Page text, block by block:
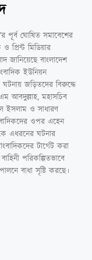
পূর্ব ঘোষিত সমাবেশের
প্রিন্ট মিডিয়ার
জানিয়েছে বাংলাদেশ
ইউনিয়ন
ঘটনায় জড়িতদের বিরুদ্ধে
আবদুল্লাহ, মহাসচিব
ও সাধারণ
ওপর এহেন
এধরনের ঘটনার
টার্গেট করা
পরিকল্পিতভাবে
বাধা সৃষ্টি করছে।